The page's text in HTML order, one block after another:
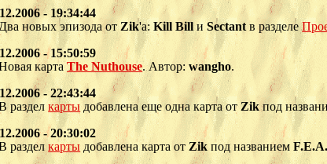
- 19:34:44
Два новых эпизода отZik'а:Kill BillиSectant в разделе
- 15:50:59
картаThe Nuthouse. Автор:wangho.
- 22:43:44
разделкартыдобавлена еще одна карта отZikпод
- 20:30:02
разделкарты добавлена карта от Zikпод названием